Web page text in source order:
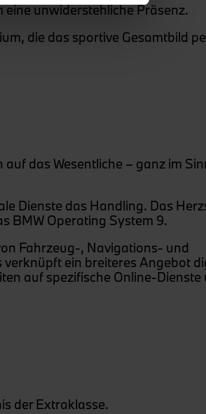
unwiderstehliche Präsenz.
die das sportive Gesamtbild
das Wesentliche – ganz im
Dienste das Handling. Das
BMW Operating System 9.
Fahrzeug-, Navigations- und
ein breiteres Angebot
auf spezifische Online-Dienste
der Extraklasse.